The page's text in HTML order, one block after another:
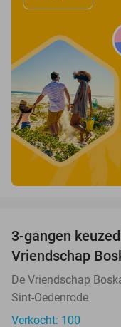
3-gangen
Vriendschap
De Vriendschap
Sint-Oedenrode
Verkocht: 100